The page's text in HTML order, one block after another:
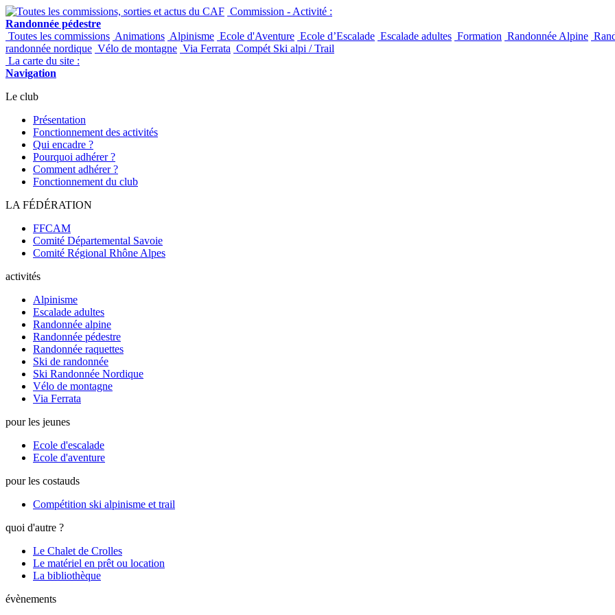
Commission - Activité :
Randonnée pédestre
Toutes les commissions Animations Alpinisme Ecole d'Aventure Ecole d’Escalade Escalade adultes Formation Randonnée Alpine
randonnée nordique Vélo de montagne Via Ferrata Compét Ski alpi / Trail
La carte du site :
Navigation
Le club
Présentation
Fonctionnement des activités
Qui encadre ?
Pourquoi adhérer ?
Comment adhérer ?
Fonctionnement du club
LA FÉDÉRATION
FFCAM
Comité Départemental Savoie
Comité Régional Rhône Alpes
activités
Alpinisme
Escalade adultes
Randonnée alpine
Randonnée pédestre
Randonnée raquettes
Ski de randonnée
Ski Randonnée Nordique
Vélo de montagne
Via Ferrata
pour les jeunes
Ecole d'escalade
Ecole d'aventure
pour les costauds
Compétition ski alpinisme et trail
quoi d'autre ?
Le Chalet de Crolles
Le matériel en prêt ou location
La bibliothèque
évènements